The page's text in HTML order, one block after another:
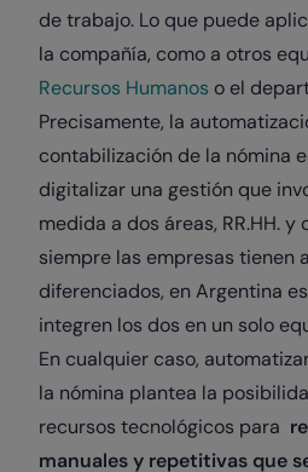
de trabajo. Lo que puede
la compañía, como a otros
Recursos Humanos o el
Precisamente, la
contabilización de la nómina
digitalizar una gestión que
medida a dos áreas, RR.HH.
siempre las empresas tienen
diferenciados, en Argentina
integren los dos en un solo
En cualquier caso,
la nómina plantea la
recursos tecnológicos para
manuales y repetitivas que